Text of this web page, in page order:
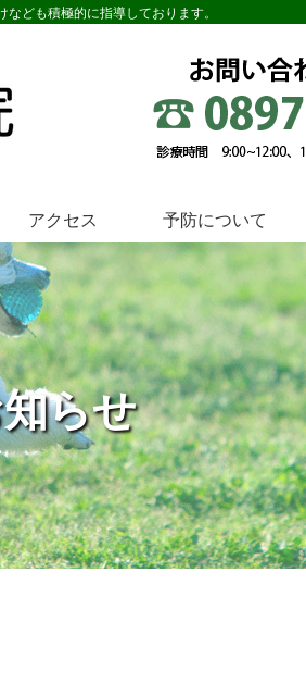
ども積極的に指導しております。
アクセス 予防について
らせ